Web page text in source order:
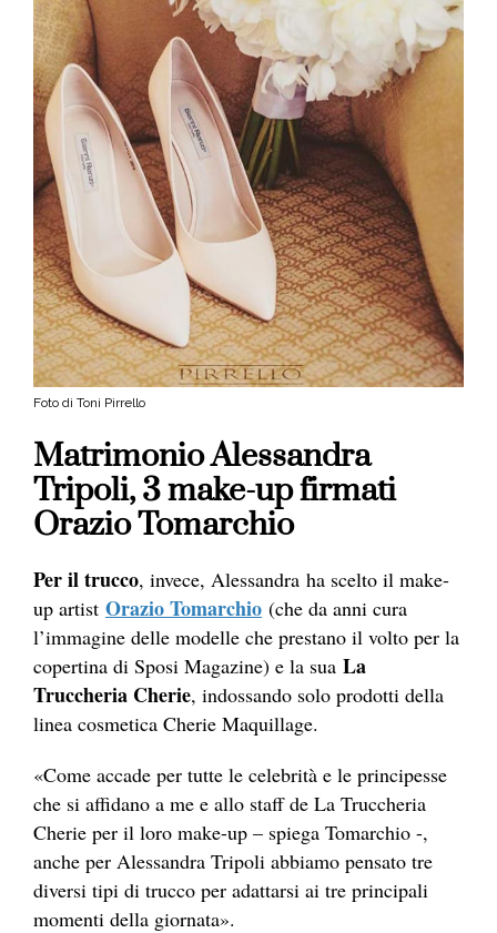
Foto di Toni Pirrello
Matrimonio Alessandra
Tripoli, 3 make-up firmati
Orazio Tomarchio
Per il trucco, invece, Alessandra ha scelto il make-
up artist Orazio Tomarchio (che da anni cura
l’immagine delle modelle che prestano il volto per la
copertina di Sposi Magazine) e la sua La
Truccheria Cherie, indossando solo prodotti della
linea cosmetica Cherie Maquillage.
«Come accade per tutte le celebrità e le principesse
che si affidano a me e allo staff de La Truccheria
Cherie per il loro make-up – spiega Tomarchio -,
anche per Alessandra Tripoli abbiamo pensato tre
diversi tipi di trucco per adattarsi ai tre principali
momenti della giornata».